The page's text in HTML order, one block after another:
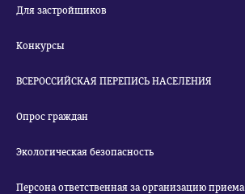
Для застройщиков
Конкурсы
ВСЕРОССИЙСКАЯ ПЕРЕПИСЬ НАСЕЛЕНИЯ
Опрос граждан
Экологическая безопасность
Персона ответственная за организацию